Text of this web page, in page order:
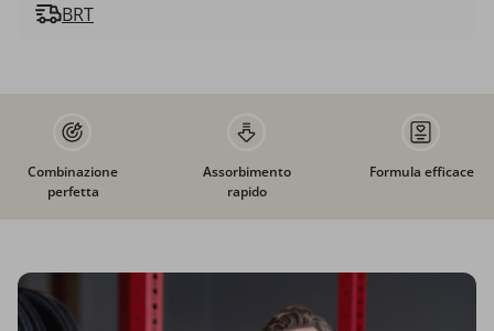
BRT
Combinazione
perfetta
Assorbimento
rapido
Formula efficace